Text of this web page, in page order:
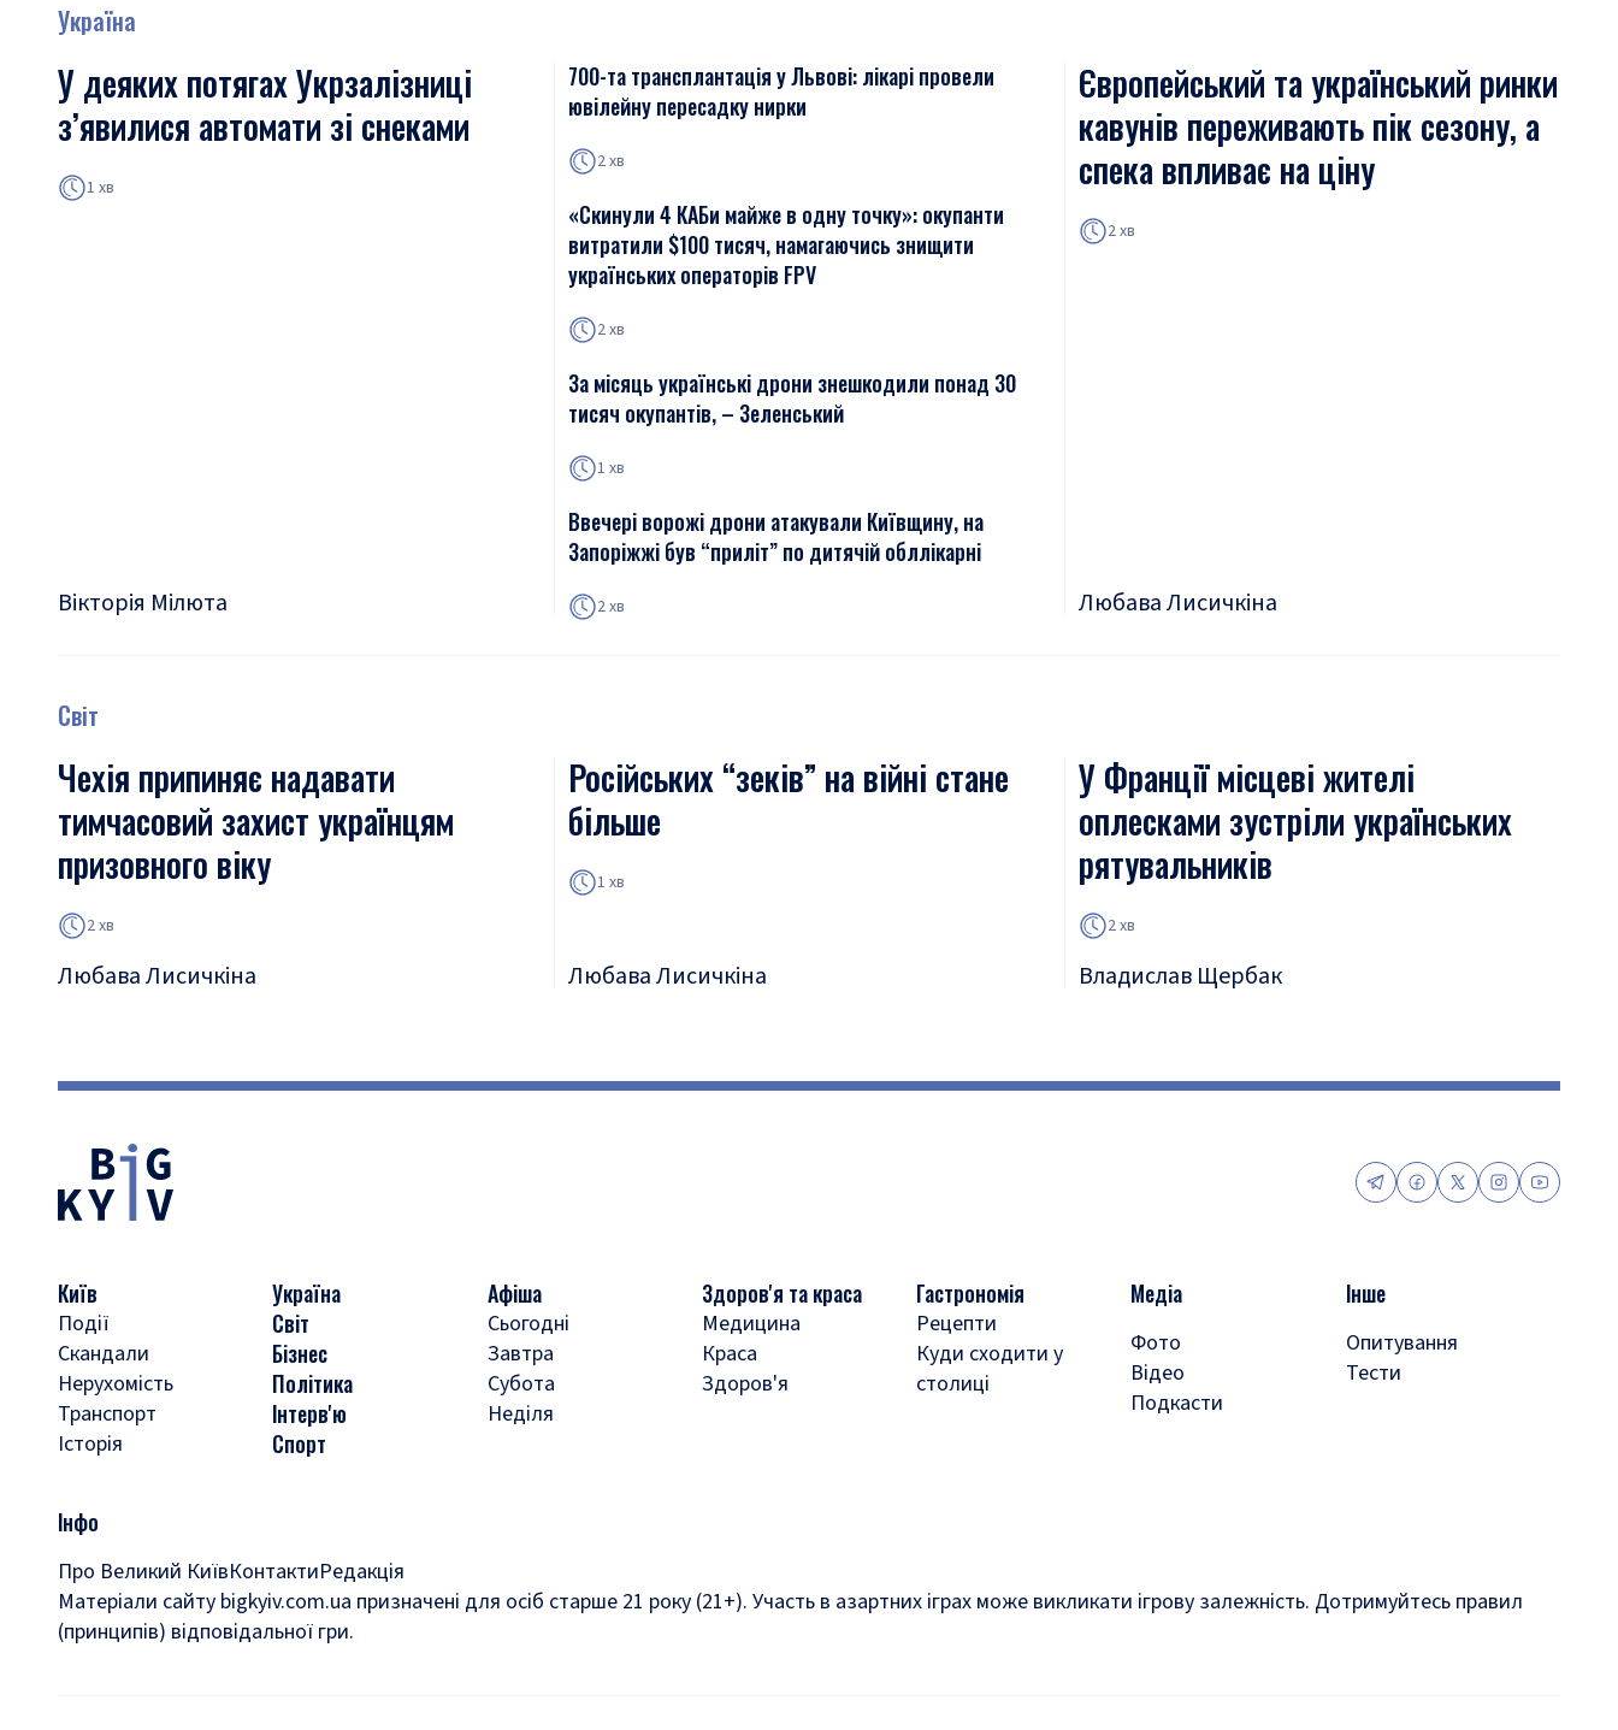
Україна
У деяких потягах Укрзалізниці
з’явилися автомати зі снеками
1 хв
Вікторія Мілюта
700-та трансплантація у Львові: лікарі провели
ювілейну пересадку нирки
2 хв
«Скинули 4 КАБи майже в одну точку»: окупанти
витратили $100 тисяч, намагаючись знищити
українських операторів FPV
2 хв
За місяць українські дрони знешкодили понад 30
тисяч окупантів, – Зеленський
1 хв
Ввечері ворожі дрони атакували Київщину, на
Запоріжжі був “приліт” по дитячій обллікарні
2 хв
Європейський та український ринки
кавунів переживають пік сезону, а
спека впливає на ціну
2 хв
Любава Лисичкіна
Світ
Чехія припиняє надавати
тимчасовий захист українцям
призовного віку
2 хв
Любава Лисичкіна
Російських “зеків” на війні стане
більше
1 хв
Любава Лисичкіна
У Франції місцеві жителі
оплесками зустріли українських
рятувальників
2 хв
Владислав Щербак
Київ
Події
Скандали
Нерухомість
Транспорт
Історія
Україна
Світ
Бізнес
Політика
Інтерв'ю
Спорт
Афіша
Сьогодні
Завтра
Субота
Неділя
Здоров'я та краса
Медицина
Краса
Здоров'я
Гастрономія
Рецепти
Куди сходити у
столиці
Медіа
Фото
Відео
Подкасти
Інше
Опитування
Тести
Інфо
Про Великий КиївКонтактиРедакція
Матеріали сайту bigkyiv.com.ua призначені для осіб старше 21 року (21+). Участь в азартних іграх може викликати ігрову залежність. Дотримуйтесь правил
(принципів) відповідальної гри.